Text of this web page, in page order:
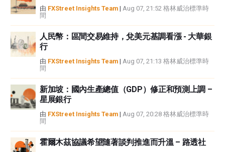
中都沒有頭寸，也沒有與文中提到的任何公司有業務關係。除了FXStreet，作
者沒有收到撰寫這篇文章的報酬。
FXStreet和作者不提供個性化的建議。作者對該資訊的準確性、完整性或適用
性不作任何陳述。FXStreet和作者將不承擔任何錯誤，遺漏或任何損失，傷害
或損害由此資訊及其顯示或使用引起的。錯誤和遺漏除外。本文作者和
FXStreet並非註冊投資顧問，本文內容無意提供任何投資建議。
由 FXStreet Insights Team | Aug 07, 21:52 格林威治標準時
間
人民幣：區間交易維持，兌美元基調看漲 - 大華銀
行
由 FXStreet Insights Team | Aug 07, 21:13 格林威治標準時
間
新加坡：國內生產總值（GDP）修正和預測上調 –
星展銀行
由 FXStreet Insights Team | Aug 07, 20:28 格林威治標準時
間
霍爾木茲協議希望隨著談判推進而升溫 – 路透社